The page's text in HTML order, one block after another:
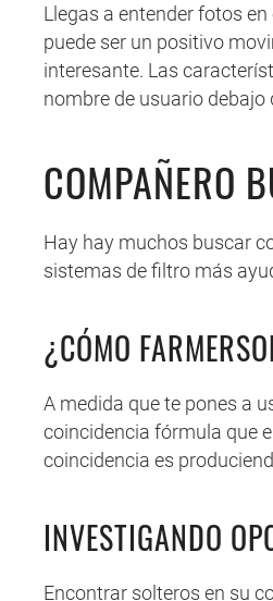
Llegas a entender fotos
puede ser un positivo
interesante. Las
nombre de usuario debajo
COMPAÑERO
Hay hay muchos buscar
sistemas de filtro más
¿CÓMO
A medida que te pones a
coincidencia fórmula que
coincidencia es
INVESTIGANDO
Encontrar solteros en su